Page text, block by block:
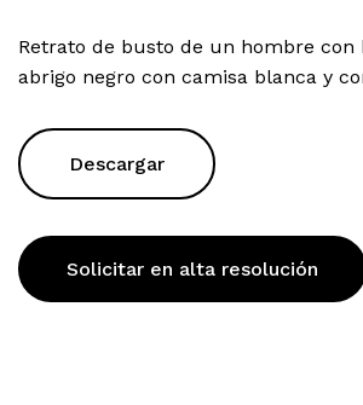
Retrato de busto de un hombre con
abrigo negro con camisa blanca y
Descargar
Solicitar en alta resolución